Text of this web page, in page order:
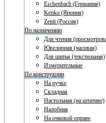
Eschenbach (Германия)
Kenko (Япония)
Zenit (Россия)
По назначению
Для чтения
Ювелирная (часовая)
Для шитья (текстильная)
Измерительные
По конструкции
На ручке
Складная
Настольная (на штативе)
Налобная
На очковой оправе